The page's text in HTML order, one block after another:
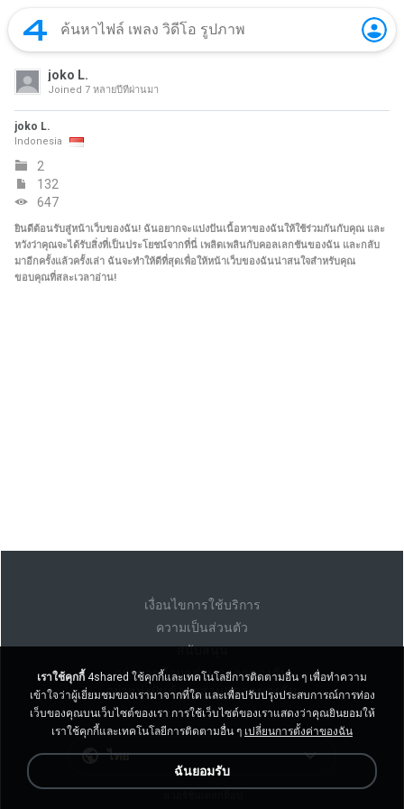
joko L.
Joined 7 หลายปีที่ผ่านมา
joko L.
Indonesia
2
132
647
ยินดีต้อนรับสู่หน้าเว็บของฉัน! ฉันอยากจะแบ่งปันเนื้อหาของฉันให้ใช้ร่วมกันกับคุณ และ
หวังว่าคุณจะได้รับสิ่งที่เป็นประโยชน์จากที่นี่ เพลิดเพลินกับคอลเลกชันของฉัน และกลับ
มาอีกครั้งแล้วครั้งเล่า ฉันจะทำให้ดีที่สุดเพื่อให้หน้าเว็บของฉันน่าสนใจสำหรับคุณ
ขอบคุณที่สละเวลาอ่าน!
เงื่อนไขการใช้บริการ
ความเป็นส่วนตัว
สนับสนุน
อย่าขายข้อมูลส่วนบุคคลของฉัน
อย่าแบ่งปันข้อมูลส่วนบุคคลของฉัน
ไทย
เราใช้คุกกี้ 4shared ใช้คุกกี้และเทคโนโลยีการติดตามอื่น ๆ เพื่อทำความ
เข้าใจว่าผู้เยี่ยมชมของเรามาจากที่ใด และเพื่อปรับปรุงประสบการณ์การท่อง
เว็บของคุณบนเว็บไซต์ของเรา การใช้เว็บไซต์ของเราแสดงว่าคุณยินยอมให้
เราใช้คุกกี้และเทคโนโลยีการติดตามอื่น ๆ เปลี่ยนการตั้งค่าของฉัน
ฉันยอมรับ